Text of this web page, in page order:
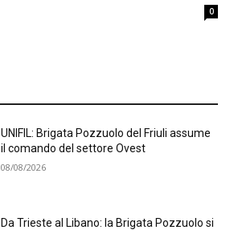
0
UNIFIL: Brigata Pozzuolo del Friuli assume
il comando del settore Ovest
08/08/2026
Da Trieste al Libano: la Brigata Pozzuolo si